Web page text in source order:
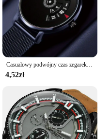
Casualowy podwójny czas zegarek kwarcowy wodoodporny automatyczny opaska siatkowa zegarek sportowy dla kobiet mężczyzn nastolatki studenci
4,52zł